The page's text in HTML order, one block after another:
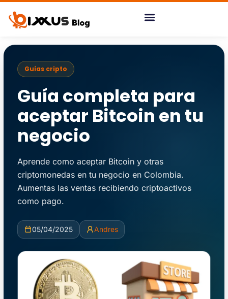
Ir
contenido
Guías cripto
Guía completa para
aceptar Bitcoin en tu
negocio
Aprende como aceptar Bitcoin y otras
criptomonedas en tu negocio en Colombia.
Aumentas las ventas recibiendo criptoactivos
como pago.
05/04/2025 Andres